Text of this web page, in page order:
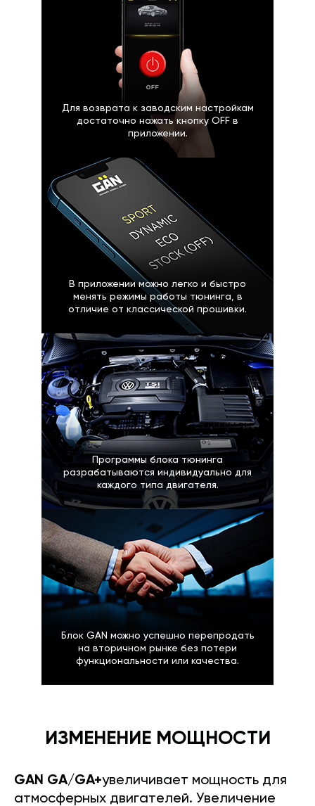
Для возврата к заводским настройкам
достаточно нажать кнопку OFF в
приложении.
В приложении можно легко и быстро
менять режимы работы тюнинга, в
отличие от классической прошивки.
Программы блока тюнинга
разрабатываются индивидуально для
каждого типа двигателя.
Блок GAN можно успешно перепродать
на вторичном рынке без потери
функциональности или качества.
ИЗМЕНЕНИЕ МОЩНОСТИ
GAN GA/GA+увеличивает мощность для
атмосферных двигателей. Увеличение